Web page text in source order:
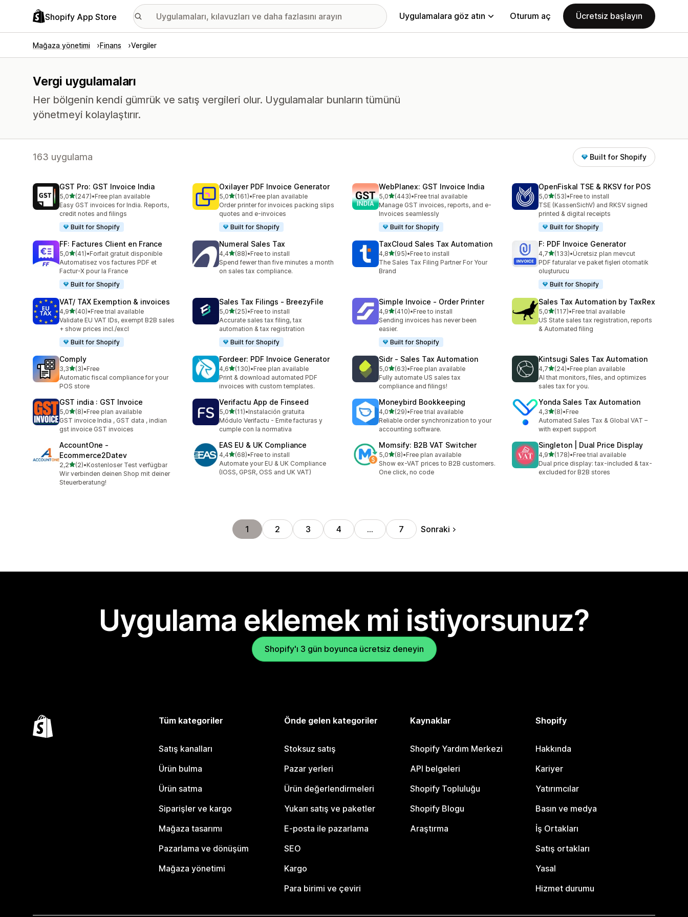
Shopify App Store Uygulamalara göz atın Oturum aç Ücretsiz başlayın
Mağaza yönetimi Finans Vergiler
Vergi uygulamaları
Her bölgenin kendi gümrük ve satış vergileri olur. Uygulamalar bunların tümünü
yönetmeyi kolaylaştırır.
163 uygulama Built for Shopify
GST Pro: GST Invoice India
5,05 yıldız üzerinden
(247)
toplam 247 değerlendirme
•Free plan available
Easy GST invoices for India. Reports,
credit notes and filings
Built for Shopify
Oxilayer PDF Invoice Generator
5,05 yıldız üzerinden
(161)
toplam 161 değerlendirme
•Free plan available
Order printer for invoices packing slips
quotes and e-invoices
Built for Shopify
WebPlanex: GST Invoice India
5,05 yıldız üzerinden
(443)
toplam 443 değerlendirme
•Free trial available
Manage GST invoices, reports, and e-
Invoices seamlessly
Built for Shopify
OpenFiskal TSE & RKSV for POS
5,05 yıldız üzerinden
(53)
toplam 53 değerlendirme
•Free to install
TSE (KassenSichV) and RKSV signed
printed & digital receipts
Built for Shopify
FF: Factures Client en France
5,05 yıldız üzerinden
(41)
toplam 41 değerlendirme
•Forfait gratuit disponible
Automatisez vos factures PDF et
Factur-X pour la France
Built for Shopify
Numeral Sales Tax
4,45 yıldız üzerinden
(88)
toplam 88 değerlendirme
•Free to install
Spend fewer than five minutes a month
on sales tax compliance.
TaxCloud Sales Tax Automation
4,85 yıldız üzerinden
(95)
toplam 95 değerlendirme
•Free to install
The Sales Tax Filing Partner For Your
Brand
F: PDF Invoice Generator
4,75 yıldız üzerinden
(133)
toplam 133 değerlendirme
•Ücretsiz plan mevcut
PDF faturalar ve paket fişleri otomatik
oluşturucu
Built for Shopify
VAT/ TAX Exemption & invoices
4,95 yıldız üzerinden
(40)
toplam 40 değerlendirme
•Free trial available
Validate EU VAT IDs, exempt B2B sales
+ show prices incl./excl
Built for Shopify
Sales Tax Filings ‑ BreezyFile
5,05 yıldız üzerinden
(25)
toplam 25 değerlendirme
•Free to install
Accurate sales tax filing, tax
automation & tax registration
Built for Shopify
Simple Invoice ‑ Order Printer
4,95 yıldız üzerinden
(410)
toplam 410 değerlendirme
•Free to install
Sending invoices has never been
easier.
Built for Shopify
Sales Tax Automation by TaxRex
5,05 yıldız üzerinden
(117)
toplam 117 değerlendirme
•Free trial available
US State sales tax registration, reports
& Automated filing
Comply
3,35 yıldız üzerinden
(3)
toplam 3 değerlendirme
•Free
Automatic fiscal compliance for your
POS store
Fordeer: PDF Invoice Generator
4,65 yıldız üzerinden
(130)
toplam 130 değerlendirme
•Free plan available
Print & download automated PDF
invoices with custom templates.
Sidr ‑ Sales Tax Automation
5,05 yıldız üzerinden
(63)
toplam 63 değerlendirme
•Free plan available
Fully automate US sales tax
compliance and filings!
Kintsugi Sales Tax Automation
4,75 yıldız üzerinden
(24)
toplam 24 değerlendirme
•Free plan available
AI that monitors, files, and optimizes
sales tax for you.
GST india : GST Invoice
5,05 yıldız üzerinden
(8)
toplam 8 değerlendirme
•Free plan available
GST invoice India , GST data , indian
gst invoice GST invoices
Verifactu App de Finseed
5,05 yıldız üzerinden
(11)
toplam 11 değerlendirme
•Instalación gratuita
Módulo Verifactu - Emite facturas y
cumple con la normativa
Moneybird Bookkeeping
4,05 yıldız üzerinden
(29)
toplam 29 değerlendirme
•Free trial available
Reliable order synchronization to your
accounting software.
Yonda Sales Tax Automation
4,35 yıldız üzerinden
(8)
toplam 8 değerlendirme
•Free
Automated Sales Tax & Global VAT –
with expert support
AccountOne ‑
Ecommerce2Datev
2,25 yıldız üzerinden
(2)
toplam 2 değerlendirme
•Kostenloser Test verfügbar
Wir verbinden deinen Shop mit deiner
Steuerberatung!
EAS EU & UK Compliance
4,45 yıldız üzerinden
(68)
toplam 68 değerlendirme
•Free to install
Automate your EU & UK Compliance
(IOSS, GPSR, OSS and UK VAT)
Momsify: B2B VAT Switcher
5,05 yıldız üzerinden
(8)
toplam 8 değerlendirme
•Free plan available
Show ex-VAT prices to B2B customers.
One click, no code
Singleton | Dual Price Display
4,95 yıldız üzerinden
(178)
toplam 178 değerlendirme
•Free trial available
Dual price display: tax-included & tax-
excluded for B2B stores
1 2 3 4 … 7 Sonraki
Uygulama eklemek mi istiyorsunuz?
Shopify'ı 3 gün boyunca ücretsiz deneyin
Tüm kategoriler
Satış kanalları
Ürün bulma
Ürün satma
Siparişler ve kargo
Mağaza tasarımı
Pazarlama ve dönüşüm
Mağaza yönetimi
Önde gelen kategoriler
Stoksuz satış
Pazar yerleri
Ürün değerlendirmeleri
Yukarı satış ve paketler
E-posta ile pazarlama
SEO
Kargo
Para birimi ve çeviri
Kaynaklar
Shopify Yardım Merkezi
API belgeleri
Shopify Topluluğu
Shopify Blogu
Araştırma
Shopify
Hakkında
Kariyer
Yatırımcılar
Basın ve medya
İş Ortakları
Satış ortakları
Yasal
Hizmet durumu